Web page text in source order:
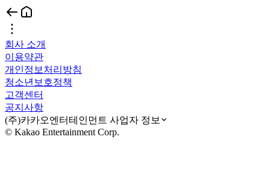
회사 소개
이용약관
개인정보처리방침
청소년보호정책
고객센터
공지사항
(주)카카오엔터테인먼트 사업자 정보
© Kakao Entertainment Corp.